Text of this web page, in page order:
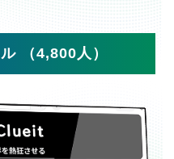
（4,800人）